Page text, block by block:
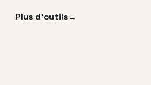
Plus d’outils